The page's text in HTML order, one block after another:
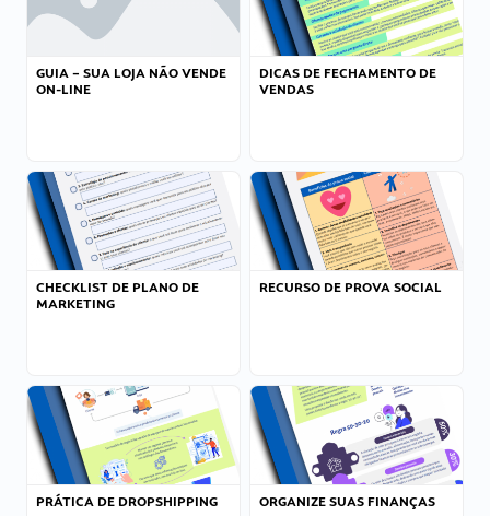
GUIA – SUA LOJA NÃO VENDE
ON-LINE
DICAS DE FECHAMENTO DE
VENDAS
CHECKLIST DE PLANO DE
MARKETING
RECURSO DE PROVA SOCIAL
PRÁTICA DE DROPSHIPPING ORGANIZE SUAS FINANÇAS